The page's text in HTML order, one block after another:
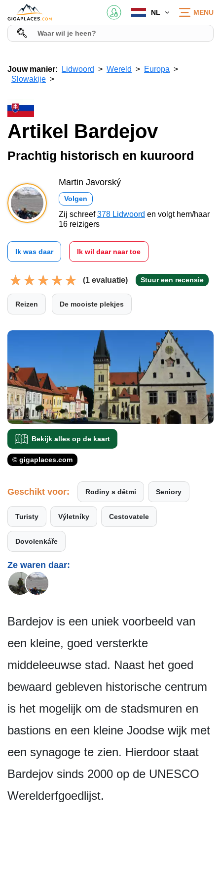
NL MENU
Jouw manier: Lidwoord Wereld
Europa
Slowakije
Artikel Bardejov
Prachtig historisch en kuuroord
Martin Javorský
Volgen
Zij schreef378 Lidwoord en volgt hem/haar
16 reizigers
Ik was daar Ik wil daar naar toe
(1 evaluatie) Stuur een recensie
Reizen De mooiste plekjes
Bekijk alles op de kaart
© gigaplaces.com
Geschikt voor: Rodiny s dětmi Seniory
Turisty Výletníky Cestovatele
Dovolenkáře
Ze waren daar:
Bardejov is een uniek voorbeeld van
een kleine, goed versterkte
middeleeuwse stad. Naast het goed
bewaard gebleven historische centrum
is het mogelijk om de stadsmuren en
bastions en een kleine Joodse wijk met
een synagoge te zien. Hierdoor staat
Bardejov sinds 2000 op de UNESCO
Werelderfgoedlijst.